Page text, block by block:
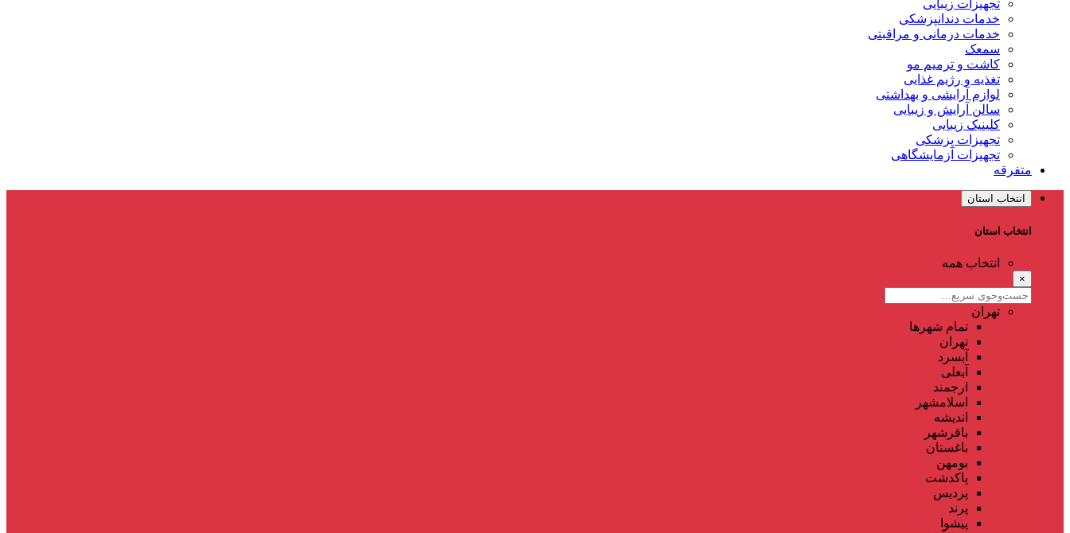
تجهیزات زیبایی
خدمات دندانپزشکی
خدمات درمانی و مراقبتی
سمعک
کاشت و ترمیم مو
تغذیه و رژیم غذایی
لوازم آرایشی و بهداشتی
سالن آرایش و زیبایی
کلینیک زیبایی
تجهیزات پزشکی
تجهیزات آزمایشگاهی
متفرقه
انتخاب استان
انتخاب استان
انتخاب همه
×
تهران
تمام شهر‌ها
تهران
آبسرد
آبعلی
ارجمند
اسلامشهر
اندیشه
باقرشهر
باغستان
بومهن
پاکدشت
پردیس
پرند
پیشوا